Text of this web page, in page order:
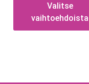
Valitse
vaihtoehdoista